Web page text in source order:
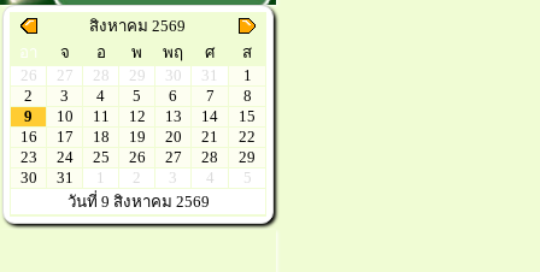
สิงหาคม 2569
อา
จ อ พ พฤ ศ
ส
26
27 28 29 30 31
1
2
3 4 5 6 7
8
9
10 11 12 13 14
15
16
17 18 19 20 21
22
23
24 25 26 27 28
29
30
31 1 2 3 4
5
วันที่ 9 สิงหาคม 2569